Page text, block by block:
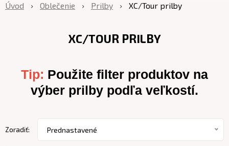
Úvod Oblečenie Prilby XC/Tour prilby
XC/TOUR PRILBY
Tip: Použite filter produktov na
výber prilby podľa veľkostí.
Zoradiť: Prednastavené